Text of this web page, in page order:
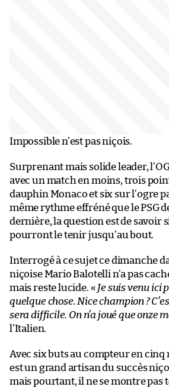
Impossible n’est pas niçois.
Surprenant mais solide leader,
avec un match en moins, trois
dauphin Monaco et six sur l’ogre
même rythme effréné que le PSG
dernière, la question est de savoir
pourront le tenir jusqu’au bout.
Interrogé à ce sujet ce dimanche
niçoise Mario Balotelli n’a pas
mais reste lucide. « Je suis venu ici
quelque chose. Nice champion ?
sera difficile. On n’a joué que onze
l’Italien.
Avec six buts au compteur en cinq
est un grand artisan du succès
mais pourtant, il ne se montre pas